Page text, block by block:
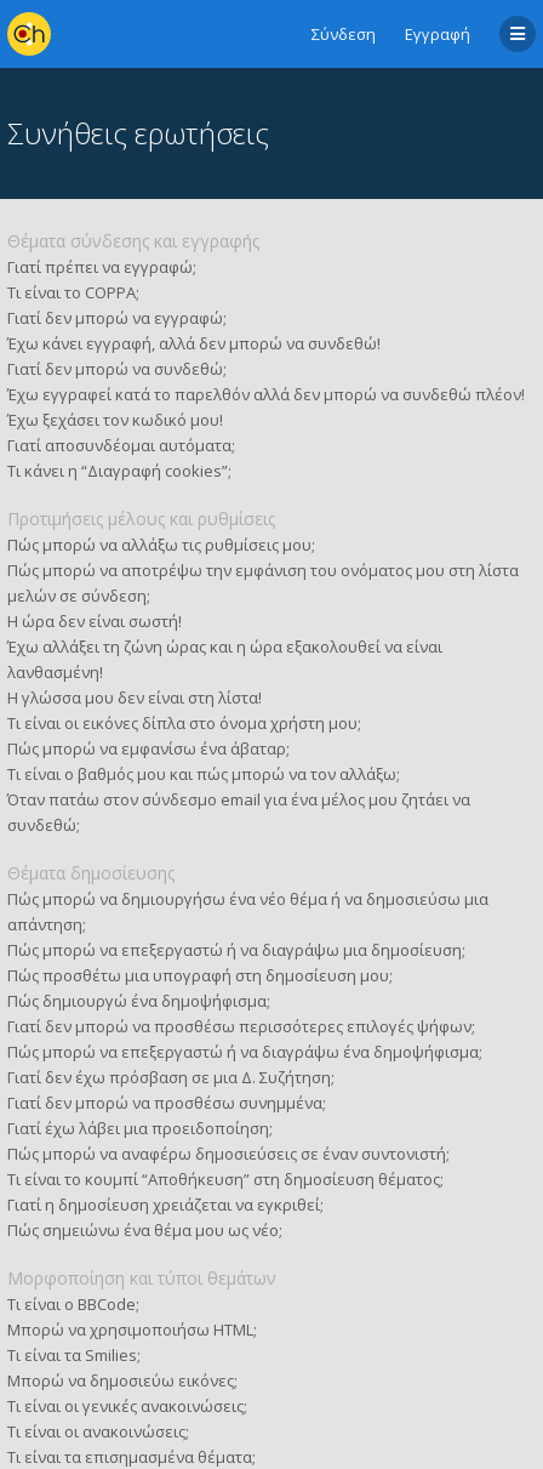
Σύνδεση Εγγραφή
Συνήθεις ερωτήσεις
Θέματα σύνδεσης και εγγραφής
Γιατί πρέπει να εγγραφώ;
Τι είναι το COPPA;
Γιατί δεν μπορώ να εγγραφώ;
Έχω κάνει εγγραφή, αλλά δεν μπορώ να συνδεθώ!
Γιατί δεν μπορώ να συνδεθώ;
Έχω εγγραφεί κατά το παρελθόν αλλά δεν μπορώ να συνδεθώ πλέον!
Έχω ξεχάσει τον κωδικό μου!
Γιατί αποσυνδέομαι αυτόματα;
Τι κάνει η “Διαγραφή cookies”;
Προτιμήσεις μέλους και ρυθμίσεις
Πώς μπορώ να αλλάξω τις ρυθμίσεις μου;
Πώς μπορώ να αποτρέψω την εμφάνιση του ονόματος μου στη λίστα
μελών σε σύνδεση;
Η ώρα δεν είναι σωστή!
Έχω αλλάξει τη ζώνη ώρας και η ώρα εξακολουθεί να είναι
λανθασμένη!
Η γλώσσα μου δεν είναι στη λίστα!
Τι είναι οι εικόνες δίπλα στο όνομα χρήστη μου;
Πώς μπορώ να εμφανίσω ένα άβαταρ;
Τι είναι ο βαθμός μου και πώς μπορώ να τον αλλάξω;
Όταν πατάω στον σύνδεσμο email για ένα μέλος μου ζητάει να
συνδεθώ;
Θέματα δημοσίευσης
Πώς μπορώ να δημιουργήσω ένα νέο θέμα ή να δημοσιεύσω μια
απάντηση;
Πώς μπορώ να επεξεργαστώ ή να διαγράψω μια δημοσίευση;
Πώς προσθέτω μια υπογραφή στη δημοσίευση μου;
Πώς δημιουργώ ένα δημοψήφισμα;
Γιατί δεν μπορώ να προσθέσω περισσότερες επιλογές ψήφων;
Πώς μπορώ να επεξεργαστώ ή να διαγράψω ένα δημοψήφισμα;
Γιατί δεν έχω πρόσβαση σε μια Δ. Συζήτηση;
Γιατί δεν μπορώ να προσθέσω συνημμένα;
Γιατί έχω λάβει μια προειδοποίηση;
Πώς μπορώ να αναφέρω δημοσιεύσεις σε έναν συντονιστή;
Τι είναι το κουμπί “Αποθήκευση” στη δημοσίευση θέματος;
Γιατί η δημοσίευση χρειάζεται να εγκριθεί;
Πώς σημειώνω ένα θέμα μου ως νέο;
Μορφοποίηση και τύποι θεμάτων
Τι είναι ο BBCode;
Μπορώ να χρησιμοποιήσω HTML;
Τι είναι τα Smilies;
Μπορώ να δημοσιεύω εικόνες;
Τι είναι οι γενικές ανακοινώσεις;
Τι είναι οι ανακοινώσεις;
Τι είναι τα επισημασμένα θέματα;